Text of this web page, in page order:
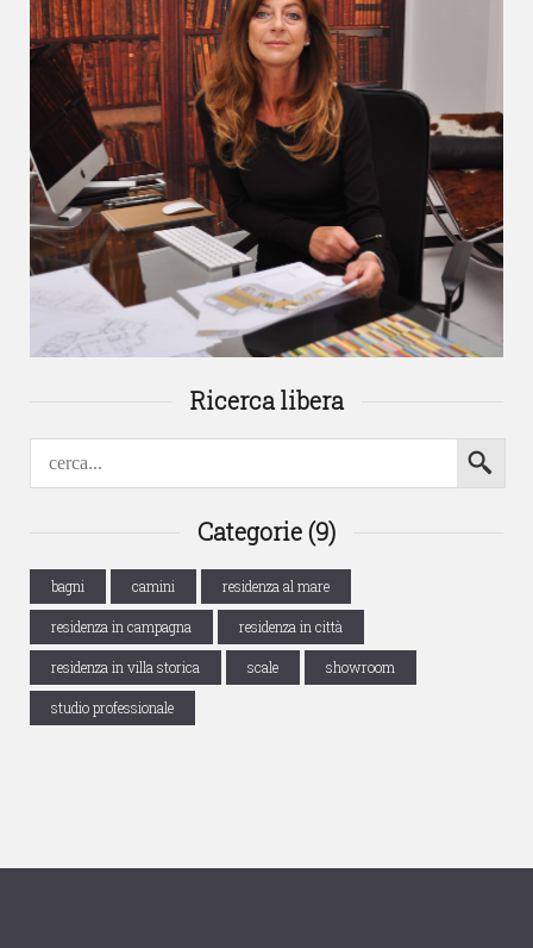
Ricerca libera
Categorie (9)
bagni camini residenza al mare
residenza in campagna residenza in città
residenza in villa storica scale showroom
studio professionale